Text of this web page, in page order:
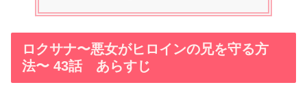
ロクサナ〜悪女がヒロインの兄を守る方
法〜 43話 あらすじ